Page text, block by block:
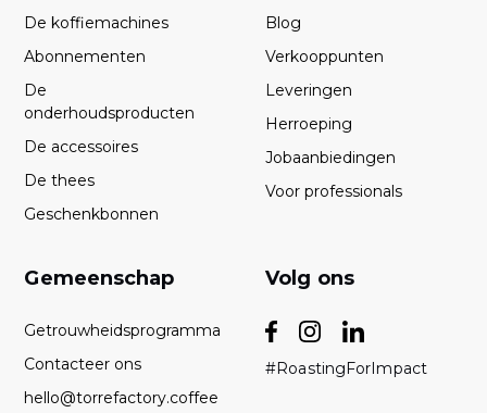
De koffiemachines
Abonnementen
De
onderhoudsproducten
De accessoires
De thees
Geschenkbonnen
Blog
Verkooppunten
Leveringen
Herroeping
Jobaanbiedingen
Voor professionals
Gemeenschap
Getrouwheidsprogramma
Contacteer ons
hello@torrefactory.coffee
Volg ons
#RoastingForImpact